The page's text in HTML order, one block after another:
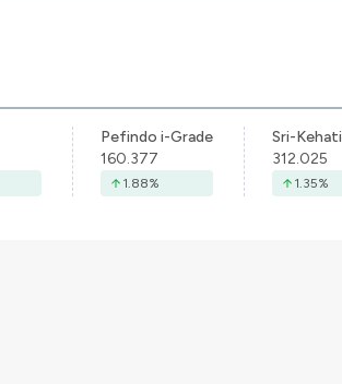
Pefindo i-Grade
160.377
1.88%
Sri-Kehati
312.025
1.35%